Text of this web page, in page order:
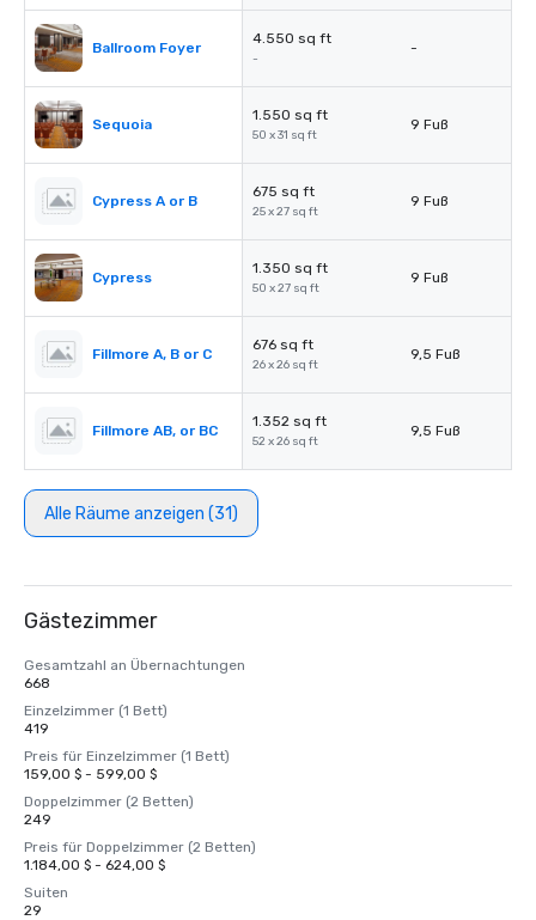
Ballroom Foyer
4.550 sq ft
-
-
Sequoia
1.550 sq ft
50 x 31 sq ft
9 Fuß
Cypress A or B
675 sq ft
25 x 27 sq ft
9 Fuß
Cypress
1.350 sq ft
50 x 27 sq ft
9 Fuß
Fillmore A, B or C
676 sq ft
26 x 26 sq ft
9,5 Fuß
Fillmore AB, or BC
1.352 sq ft
52 x 26 sq ft
9,5 Fuß
Alle Räume anzeigen (31)
Gästezimmer
Gesamtzahl an Übernachtungen
668
Einzelzimmer (1 Bett)
419
Preis für Einzelzimmer (1 Bett)
159,00 $ - 599,00 $
Doppelzimmer (2 Betten)
249
Preis für Doppelzimmer (2 Betten)
1.184,00 $ - 624,00 $
Suiten
29